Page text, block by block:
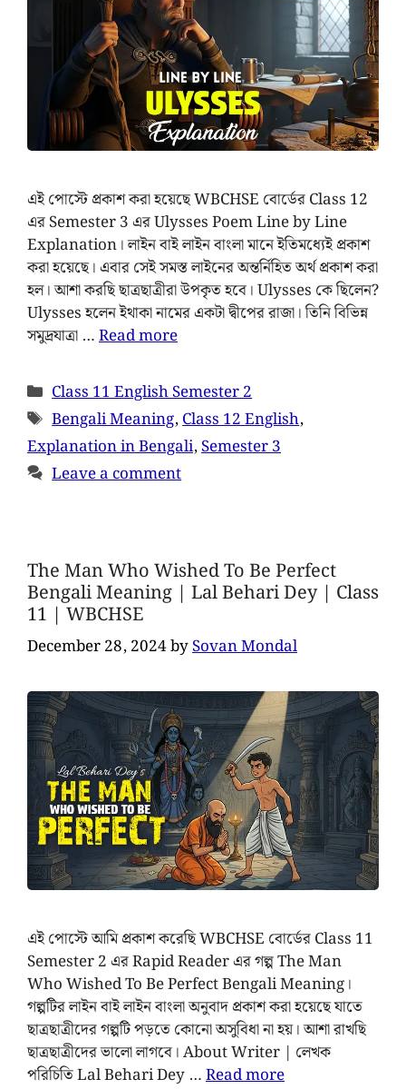
এই পোস্টে প্রকাশ করা হয়েছে WBCHSE বোর্ডের Class 12
এর Semester 3 এর Ulysses Poem Line by Line
Explanation। লাইন বাই লাইন বাংলা মানে ইতিমধ্যেই প্রকাশ
করা হয়েছে। এবার সেই সমস্ত লাইনের অন্তর্নিহিত অর্থ প্রকাশ করা
হল। আশা করছি ছাত্রছাত্রীরা উপকৃত হবে। Ulysses কে ছিলেন?
Ulysses হলেন ইথাকা নামের একটা দ্বীপের রাজা। তিনি বিভিন্ন
সমুদ্রযাত্রা …Read more
Class 11 English Semester 2
Bengali Meaning,Class 12 English,
Explanation in Bengali,Semester 3
Leave a comment
The Man Who Wished To Be Perfect
Bengali Meaning | Lal Behari Dey | Class
11 | WBCHSE
December 28, 2024bySovan Mondal
এই পোস্টে আমি প্রকাশ করেছি WBCHSE বোর্ডের Class 11
Semester 2 এর Rapid Reader এর গল্প The Man
Who Wished To Be Perfect Bengali Meaning।
গল্পটির লাইন বাই লাইন বাংলা অনুবাদ প্রকাশ করা হয়েছে যাতে
ছাত্রছাত্রীদের গল্পটি পড়তে কোনো অসুবিধা না হয়। আশা রাখছি
ছাত্রছাত্রীদের ভালো লাগবে। About Writer | লেখক
পরিচিতি Lal Behari Dey …Read more